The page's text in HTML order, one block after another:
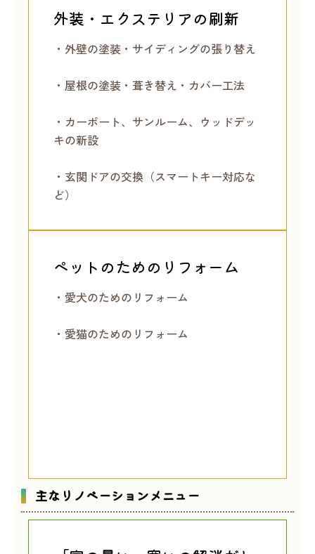
外装・エクステリアの刷新
・外壁の塗装・サイディングの張り替え
・屋根の塗装・葺き替え・カバー工法
・カーポート、サンルーム、ウッドデッ
キの新設
・玄関ドアの交換（スマートキー対応な
ど）
ペットのためのリフォーム
・愛犬のためのリフォーム
・愛猫のためのリフォーム
主なリノベーションメニュー